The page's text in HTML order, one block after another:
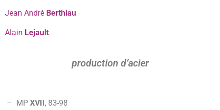
Jean André Berthiau
Alain Lejault
production d’acier
– MP XVII, 83-98